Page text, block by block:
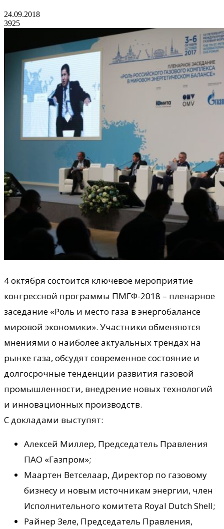
24.09.2018
3925
4 октября состоится ключевое мероприятие
конгрессной программы ПМГФ-2018 – пленарное
заседание «Роль и место газа в энергобалансе
мировой экономики». Участники обменяются
мнениями о наиболее актуальных трендах на
рынке газа, обсудят современное состояние и
долгосрочные тенденции развития газовой
промышленности, внедрение новых технологий
и инновационных производств.
С докладами выступят:
Алексей Миллер, Председатель Правления
ПАО «Газпром»;
Маартен Ветселаар, Директор по газовому
бизнесу и новым источникам энергии, член
Исполнительного комитета Royal Dutch Shell;
Райнер Зеле, Председатель Правления,